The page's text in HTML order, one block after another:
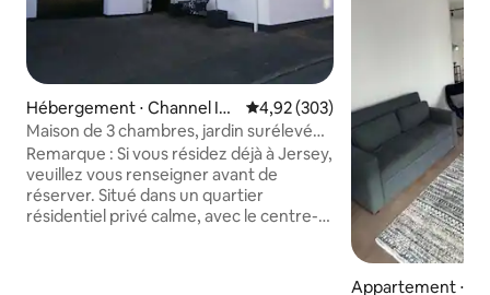
Hébergement ⋅ Channel Isl
ands
Évaluation moyenne sur la
4,92 (303)
Maison de 3 chambres, jardin surélevé
avec piscine !
Remarque : Si vous résidez déjà à Jersey,
veuillez vous renseigner avant de
réserver. Situé dans un quartier
résidentiel privé calme, avec le centre-
Appartement ⋅